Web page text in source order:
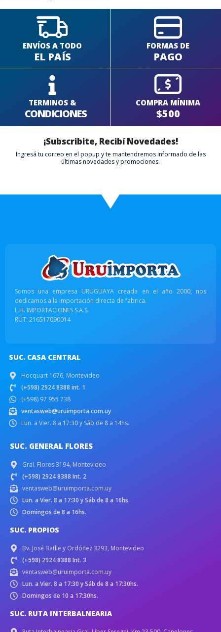
ENVÍOS A TODO
EL PAÍS
FORMAS DE
PAGO
TERMINOS &
CONDICIONES
COMPRA MÍNIMA
$500
¡Subscribite, Recibí Novedades!
Ingresá tu correo en el popup y te mantendremos informado de las
últimas novedades y promociones.
Somos una empresa URUGUAYA creada en el año 2000, nos
dedicamos a la importación directa de fabrica.
L.H. IMPORTACIONES S.A.S.
RUT: 216517090014
SUC. CASA CENTRAL
Hocquart 1676, Montevideo
(+598) 2924 8388 int. 1
(+598) 97 955 738
ventasweb@uruimporta.com.uy
Lun. a Vier. 8 a 17:30 y Sáb de 8 a 14hs.
SUC. GENERAL FLORES
Gral. Flores 3194, Montevideo
(+598) 2924 8388 Int. 2
ventasweb@uruimporta.com.uy
Lun. a Vier. 8 a 17:30 y Sáb de 8 a 16hs.
Domingos de 8 a 16hs.
SUC. PROPIOS
Bv. José Batlle y Ordóñez 3293, Montevideo
(+598) 2924 8388 Int. 3
ventasweb@uruimporta.com.uy
Lun. a Vier. 8 a 17:30 y Sáb de 8 a 17:30hs.
Domingos de 10 a 17:30hs.
SUC. RUTA INTERBALNEARIA